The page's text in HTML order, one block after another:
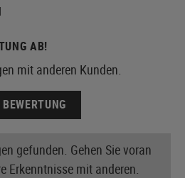
AB!
mit anderen Kunden.
gefunden. Gehen Sie voran
Erkenntnisse mit anderen.